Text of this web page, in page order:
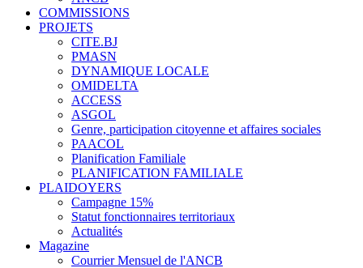
COMMISSIONS
PROJETS
CITE.BJ
PMASN
DYNAMIQUE LOCALE
OMIDELTA
ACCESS
ASGOL
Genre, participation citoyenne et affaires sociales
PAACOL
Planification Familiale
PLANIFICATION FAMILIALE
PLAIDOYERS
Campagne 15%
Statut fonctionnaires territoriaux
Actualités
Magazine
Courrier Mensuel de l'ANCB